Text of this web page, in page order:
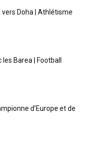
vers Doha | Athlétisme
Barea | Football
d’Europe et de